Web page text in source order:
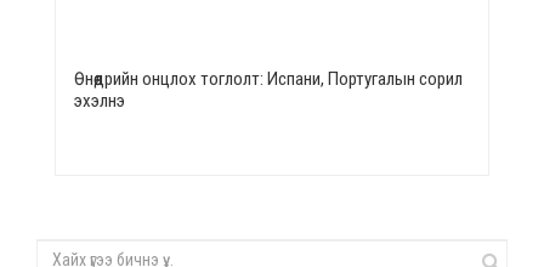
Өнөөдрийн онцлох тоглолт: Испани, Португалын сорил
эхэлнэ